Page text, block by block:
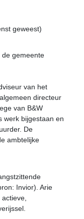
geweest)
de gemeente
van het
directeur
van B&W
werk bijgestaan en
De
ambtelijke
Invior). Arie